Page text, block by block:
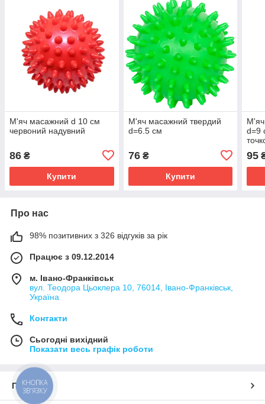
М'яч масажний d 10 см
червоний надувний
86 ₴
Купити
М'яч масажний твердий
d=6.5 см
76₴
Купити
d=9
95
Про нас
98% позитивних з 326 відгуків за рік
Працює з 09.12.2014
м. Івано-Франківськ
вул. Теодора Цьоклера 10, 76014, Івано-Франківськ,
Україна
Контакти
Сьогодні вихідний
Показати весь графік роботи
Про нас
КНОПКА
ЗВ'ЯЗКУ